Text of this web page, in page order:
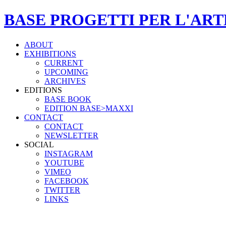
BASE PROGETTI PER
ABOUT
EXHIBITIONS
CURRENT
UPCOMING
ARCHIVES
EDITIONS
BASE BOOK
EDITION BASE>MAXXI
CONTACT
CONTACT
NEWSLETTER
SOCIAL
INSTAGRAM
YOUTUBE
VIMEO
FACEBOOK
TWITTER
LINKS